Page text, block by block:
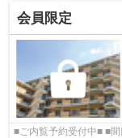
会員限定
■ご内覧予約受付中■ ■